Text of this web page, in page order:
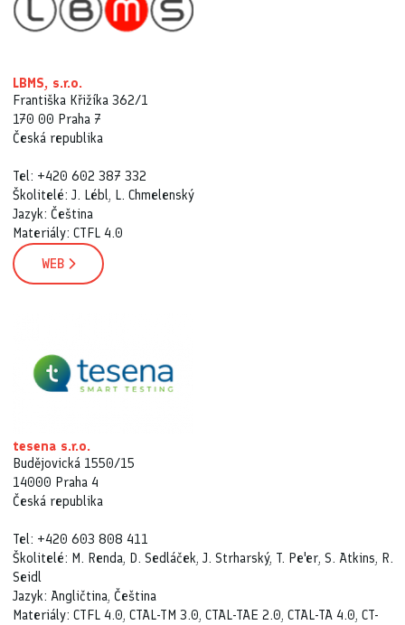
LBMS, s.r.o.
Františka Křižíka 362/1
170 00 Praha 7
Česká republika
Tel: +420 602 387 332
Školitelé: J. Lébl, L. Chmelenský
Jazyk: Čeština
Materiály: CTFL 4.0
WEB
tesena s.r.o.
Budějovická 1550/15
14000 Praha 4
Česká republika
Tel: +420 603 808 411
Školitelé: M. Renda, D. Sedláček, J. Strharský, T. Pe'er, S. Atkins, R.
Seidl
Jazyk: Angličtina, Čeština
Materiály: CTFL 4.0, CTAL-TM 3.0, CTAL-TAE 2.0, CTAL-TA 4.0, CT-